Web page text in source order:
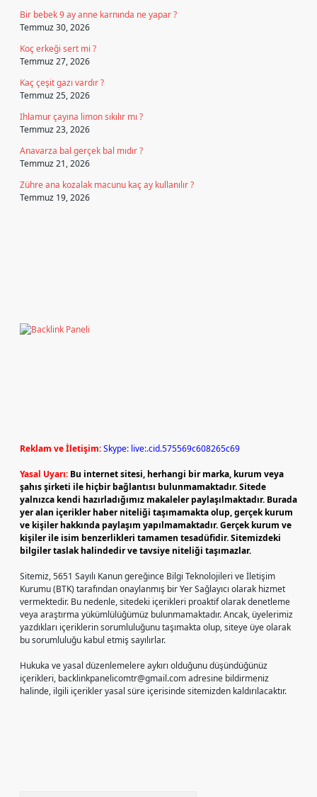
Bir bebek 9 ay anne karnında ne yapar ?
Temmuz 30, 2026
Koç erkeği sert mi ?
Temmuz 27, 2026
Kaç çeşit gazı vardır ?
Temmuz 25, 2026
Ihlamur çayına limon sıkılır mı ?
Temmuz 23, 2026
Anavarza bal gerçek bal mıdır ?
Temmuz 21, 2026
Zühre ana kozalak macunu kaç ay kullanılır ?
Temmuz 19, 2026
Reklam ve İletişim:Skype: live:.cid.575569c608265c69
Yasal Uyarı: Bu internet sitesi, herhangi bir marka, kurum veya
şahıs şirketi ile hiçbir bağlantısı bulunmamaktadır. Sitede
yalnızca kendi hazırladığımız makaleler paylaşılmaktadır. Burada
yer alan içerikler haber niteliği taşımamakta olup, gerçek kurum
ve kişiler hakkında paylaşım yapılmamaktadır. Gerçek kurum ve
kişiler ile isim benzerlikleri tamamen tesadüfidir. Sitemizdeki
bilgiler taslak halindedir ve tavsiye niteliği taşımazlar.
Sitemiz, 5651 Sayılı Kanun gereğince Bilgi Teknolojileri ve İletişim
Kurumu (BTK) tarafından onaylanmış bir Yer Sağlayıcı olarak hizmet
vermektedir. Bu nedenle, sitedeki içerikleri proaktif olarak denetleme
veya araştırma yükümlülüğümüz bulunmamaktadır. Ancak, üyelerimiz
yazdıkları içeriklerin sorumluluğunu taşımakta olup, siteye üye olarak
bu sorumluluğu kabul etmiş sayılırlar.
Hukuka ve yasal düzenlemelere aykırı olduğunu düşündüğünüz
içerikleri, backlinkpanelicomtr@gmail.comadresine bildirmeniz
halinde, ilgili içerikler yasal süre içerisinde sitemizden kaldırılacaktır.